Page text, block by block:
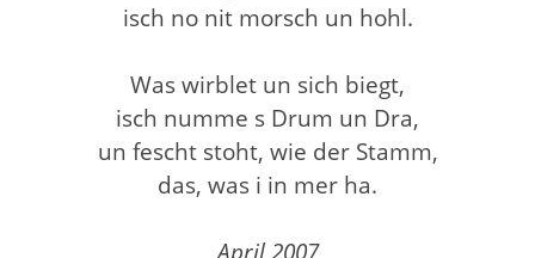
isch no nit morsch un hohl.
Was wirblet un sich biegt,
isch numme s Drum un Dra,
un fescht stoht, wie der Stamm,
das, was i in mer ha.
April 2007